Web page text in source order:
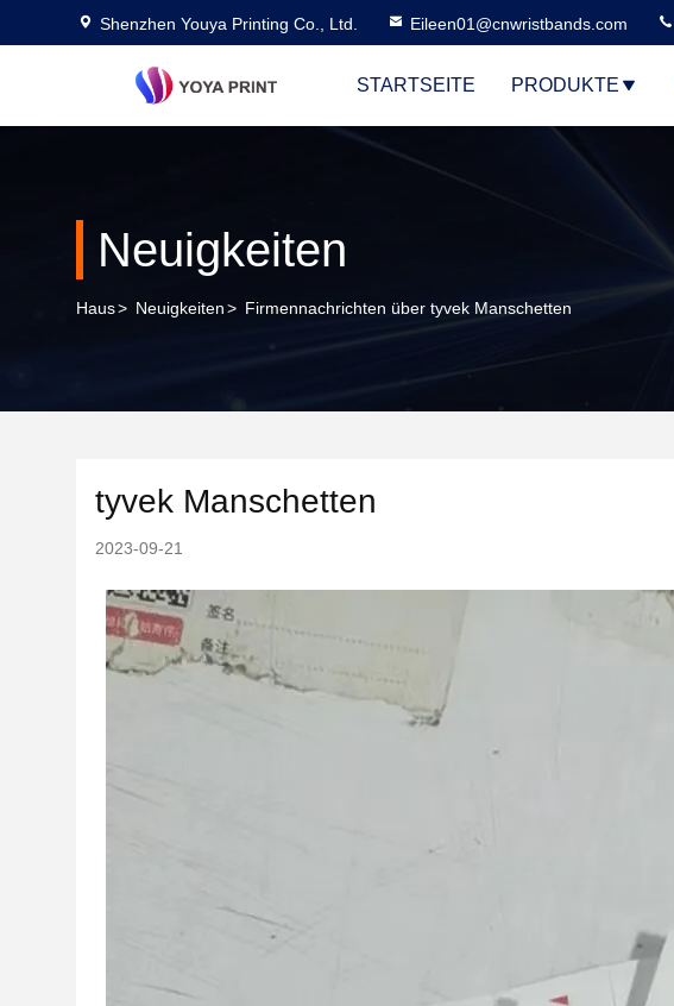
Shenzhen Youya Printing Co., Ltd. Eileen01@cnwristbands.com
STARTSEITE PRODUKTE
Neuigkeiten
Haus> Neuigkeiten> Firmennachrichten über tyvek Manschetten
tyvek Manschetten
2023-09-21